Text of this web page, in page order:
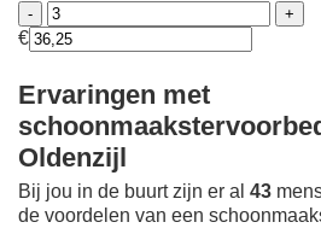
€
Ervaringen met
Oldenzijl
Bij jou in de buurt zijn er al 43
de voordelen van een